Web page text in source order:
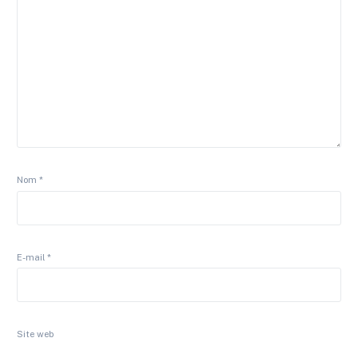
Nom*
E-mail*
Site web